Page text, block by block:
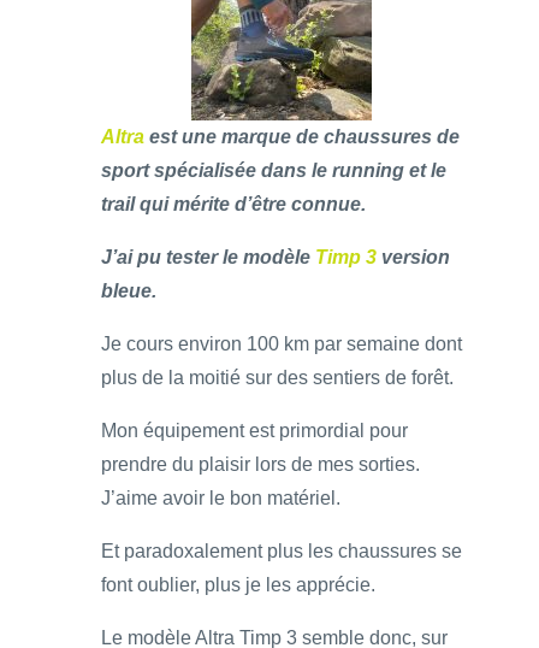
Altra est une marque de chaussures de
sport spécialisée dans le running et le
trail qui mérite d’être connue.
J’ai pu tester le modèle Timp 3 version
bleue.
Je cours environ 100 km par semaine dont
plus de la moitié sur des sentiers de forêt.
Mon équipement est primordial pour
prendre du plaisir lors de mes sorties.
J’aime avoir le bon matériel.
Et paradoxalement plus les chaussures se
font oublier, plus je les apprécie.
Le modèle Altra Timp 3 semble donc, sur